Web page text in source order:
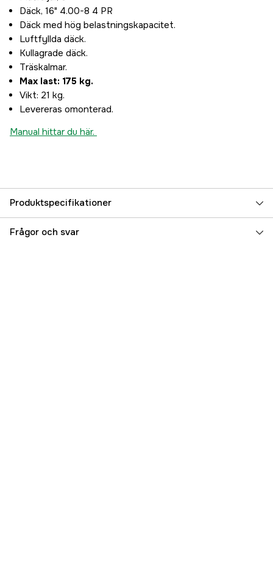
Däck, 16" 4.00-8 4 PR
Däck med hög belastningskapacitet.
Luftfyllda däck.
Kullagrade däck.
Träskalmar.
Max last: 175 kg.
Vikt: 21 kg.
Levereras omonterad.
Manual hittar du här.
Produktspecifikationer
Referensnummer 3000006504
Frågor och svar